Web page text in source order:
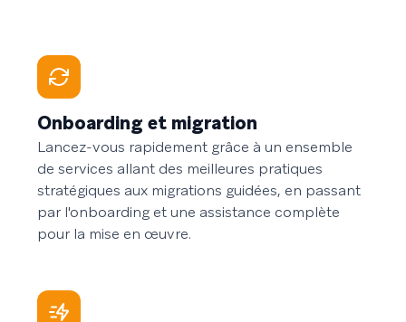
Onboarding et migration
Lancez-vous rapidement grâce à un ensemble
de services allant des meilleures pratiques
stratégiques aux migrations guidées, en passant
par l'onboarding et une assistance complète
pour la mise en œuvre.